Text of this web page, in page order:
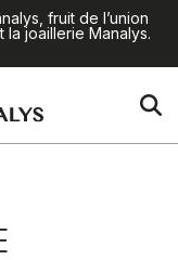
fruit de l’union
la joaillerie Manalys.